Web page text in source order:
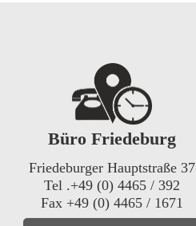
Büro Friedeburg
Friedeburger Hauptstraße 37
Tel .+49 (0) 4465 / 392
Fax +49 (0) 4465 / 1671